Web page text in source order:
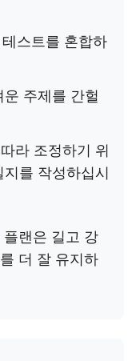
스트를 혼합하
주제를 간헐
라 조정하기 위
를 작성하십시
랜은 길고 강
더 잘 유지하